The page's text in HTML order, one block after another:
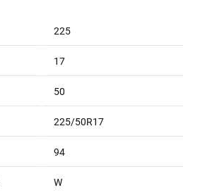
225
17
50
225/50R17
94
W